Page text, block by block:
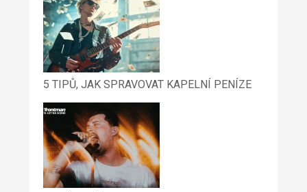
5 TIPŮ, JAK SPRAVOVAT KAPELNÍ PENÍZE